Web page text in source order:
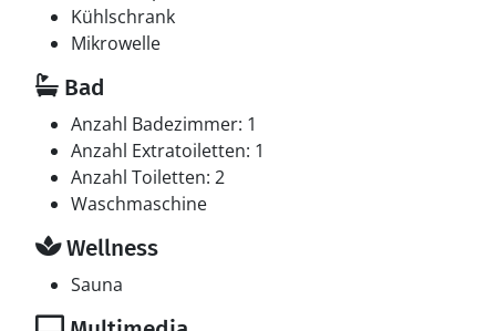
Kühlschrank
Mikrowelle
Bad
Anzahl Badezimmer: 1
Anzahl Extratoiletten: 1
Anzahl Toiletten: 2
Waschmaschine
Wellness
Sauna